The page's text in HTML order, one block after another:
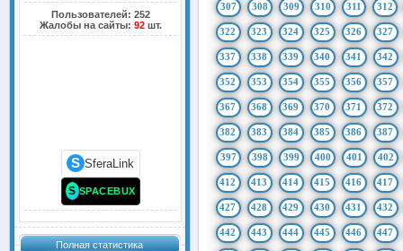
Пользователей: 252
Жалобы на сайты: 92шт.
S SferaLink
S SPACEBUX
Полная статистика
307 308 309 310 311 312
322 323 324 325 326 327
337 338 339 340 341 342
352 353 354 355 356 357
367 368 369 370 371 372
382 383 384 385 386 387
397 398 399 400 401 402
412 413 414 415 416 417
427 428 429 430 431 432
442 443 444 445 446 447